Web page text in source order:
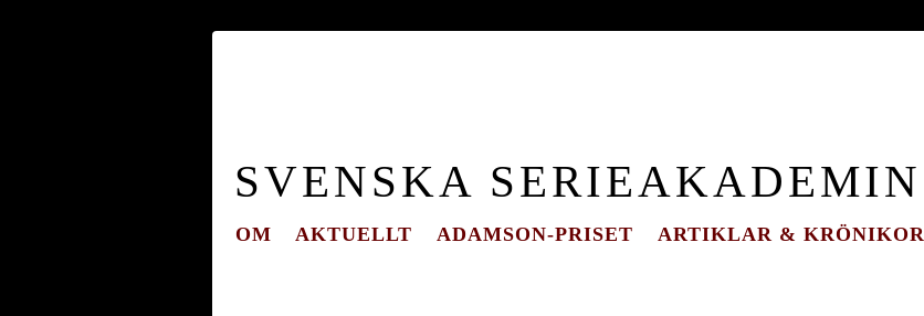
SVENSKA SERIEAKADEMIN
OM AKTUELLT ADAMSON-PRISET ARTIKLAR & KRÖNIKOR